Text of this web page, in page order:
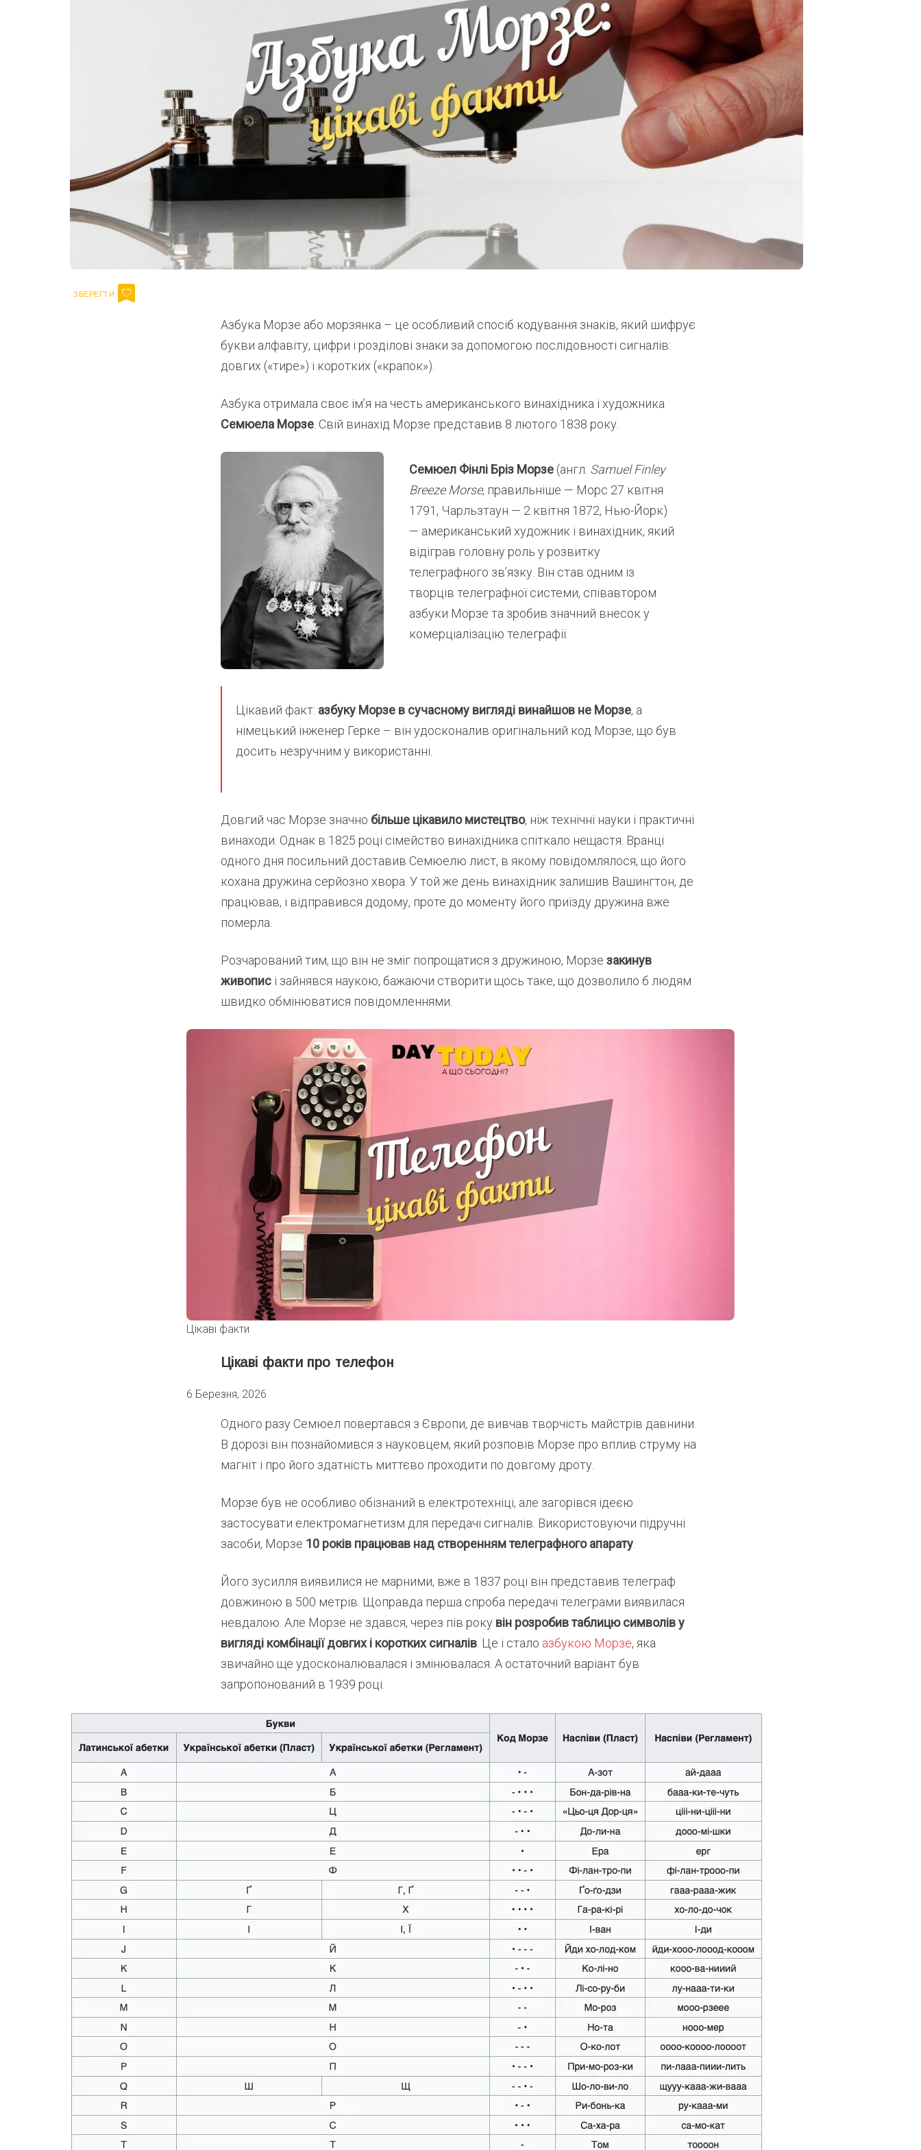
Азбука Морзе або морзянка – це особливий спосіб кодування знаків, який шифрує
букви алфавіту, цифри і розділові знаки за допомогою послідовності сигналів:
довгих («тире») і коротких («крапок»).
Азбука отримала своє ім’я на честь американського винахідника і художника
Семюела Морзе . Свій винахід Морзе представив 8 лютого 1838 року.
Семюел Фінлі Бріз Морзе(англ. Samuel Finley
Breeze Morse, правильніше — Морс 27 квітня
1791, Чарльзтаун — 2 квітня 1872, Нью-Йорк)
— американський художник і винахідник, який
відіграв головну роль у розвитку
телеграфного зв’язку. Він став одним із
творців телеграфної системи, співавтором
азбуки Морзе та зробив значний внесок у
комерціалізацію телеграфії.
Цікавий факт: азбуку Морзе в сучасному вигляді винайшов не Морзе, а
німецький інженер Герке – він удосконалив оригінальний код Морзе, що був
досить незручним у використанні.
Довгий час Морзе значно більше цікавило мистецтво, ніж технічні науки і практичні
винаходи. Однак в 1825 році сімейство винахідника спіткало нещастя. Вранці
одного дня посильний доставив Семюелю лист, в якому повідомлялося, що його
кохана дружина серйозно хвора. У той же день винахідник залишив Вашингтон, де
працював, і відправився додому, проте до моменту його приїзду дружина вже
померла.
Розчарований тим, що він не зміг попрощатися з дружиною, Морзе закинув
живопис і зайнявся наукою, бажаючи створити щось таке, що дозволило б людям
швидко обмінюватися повідомленнями.
Цікаві факти
Цікаві факти про телефон
6 Березня, 2026
Одного разу Семюел повертався з Європи, де вивчав творчість майстрів давнини.
В дорозі він познайомився з науковцем, який розповів Морзе про вплив струму на
магніт і про його здатність миттєво проходити по довгому дроту.
Морзе був не особливо обізнаний в електротехніці, але загорівся ідеєю
застосувати електромагнетизм для передачі сигналів. Використовуючи підручні
засоби, Морзе 10 років працював над створенням телеграфного апарату.
Його зусилля виявилися не марними, вже в 1837 році він представив телеграф
довжиною в 500 метрів. Щоправда перша спроба передачі телеграми виявилася
невдалою. Але Морзе не здався, через пів року він розробив таблицю символів у
вигляді комбінації довгих і коротких сигналів. Це і стало азбукою Морзе, яка
звичайно ще удосконалювалася і змінювалася. А остаточний варіант був
запропонований в 1939 році.